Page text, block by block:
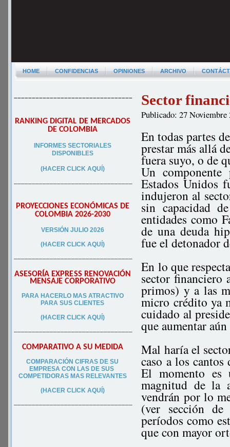
HOME CONFIDENCIAS OPINIONES ARCHIVO
–––––––––––––––––––––––––––––––––
RANKING DIGITAL DE MERCADOS
DE COLOMBIA
INFORMES SECTORIALES
DISPONIBLES
(HACER CLICK AQUÍ)
–––––––––––––––––––––––––––––––––
PROYECCIONES ECONÓMICAS DE
COLOMBIA 2026-2030
VERSIÓN JULIO 2026
(HACER CLICK AQUÍ)
–––––––––––––––––––––––––––––––––
ASESORÍA EXPRESS RENOVACIÓN
MENSAJE CORPORATIVO
PARA HACERLO MAS ATRACTIVO
PARA SUS CLIENTES
(HACER CLICK AQUÍ)
–––––––––––––––––––––––––––––––––
COMPARATIVO A SU MEDIDA
COMPARACIÓN CIFRAS DE SU
EMPRESA CON LAS DE SUS
COMPETIDORAS MAS RELEVANTES
(HACER CLICK AQUÍ)
–––––––––––––––––––––––––––––––––
Sector
Publicado: 27 Noviembre
En todas partes
prestar más allá
fuera suyo, o de
Un
Estados Unidos
indujeron al
sin capacidad
entidades como
de una deuda
fue el detonador
En lo que
sector financiero
primos) y a las
micro crédito ya
cuidado al
que aumentar
Mal haría el
caso a los
El momento es
magnitud de la
vendrán por lo
(ver sección de
períodos como
que con mayor